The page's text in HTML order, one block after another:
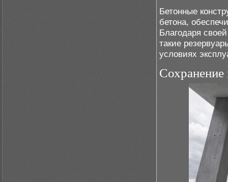
Бетонные
бетона,
Благодаря
такие
условиях
Сохранение